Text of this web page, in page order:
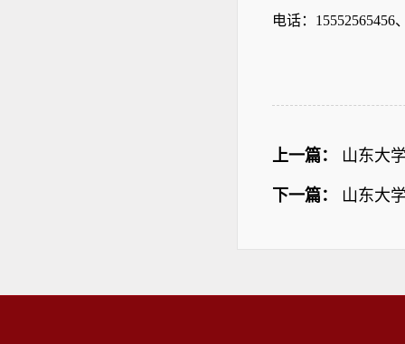
电话： 15552565456
上一篇： 山东大
下一篇： 山东大